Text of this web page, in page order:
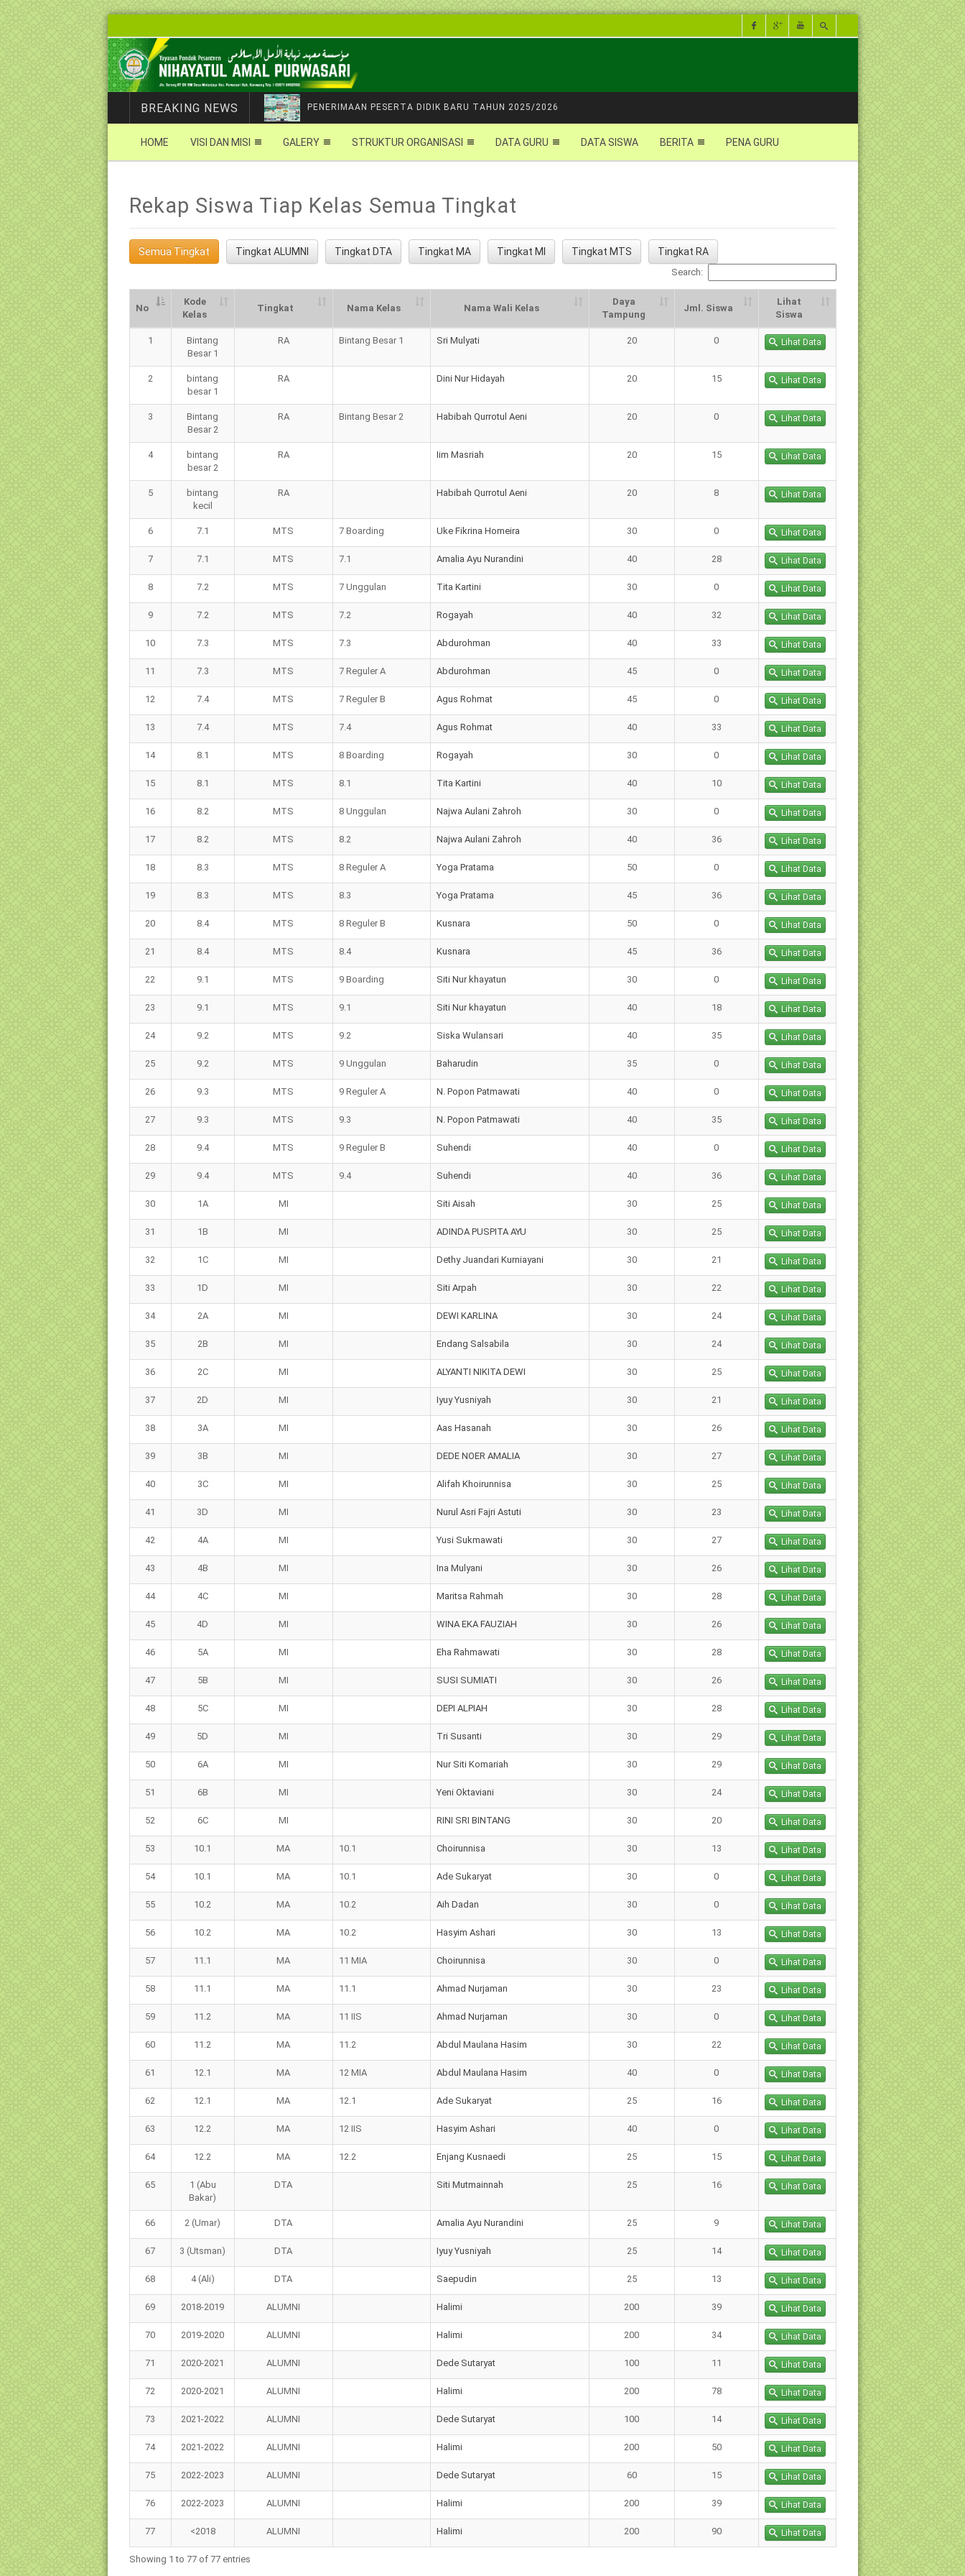
BREAKING NEWS PENERIMAAN PESERTA DIDIK BARU TAHUN 2025/2026
HOME VISI DAN MISI GALERY STRUKTUR ORGANISASI DATA GURU DATA SISWA BERITA PENA GURU
Rekap Siswa Tiap Kelas Semua Tingkat
Semua Tingkat Tingkat ALUMNI Tingkat DTA Tingkat MA Tingkat MI Tingkat MTS Tingkat RA
Search:
No
Kode
Kelas
Tingkat Nama Kelas Nama Wali Kelas
Daya
Tampung
Jml. Siswa
Lihat
Siswa
Kode
Kelas
Tingkat Nama Kelas Nama Wali Kelas
Daya
Jml. Siswa
Lihat
Siswa
1
Bintang
Besar 1
RA Bintang Besar 1 Sri Mulyati 20 0 Lihat Data
2
bintang
besar 1
RA Dini Nur Hidayah 20 15 Lihat Data
3
Bintang
Besar 2
RA Bintang Besar 2 Habibah Qurrotul Aeni 20 0 Lihat Data
4
bintang
besar 2
RA Iim Masriah 20 15 Lihat Data
5
bintang
kecil
RA Habibah Qurrotul Aeni 20 8 Lihat Data
6 7.1 MTS 7 Boarding Uke Fikrina Homeira 30 0 Lihat Data
7 7.1 MTS 7.1 Amalia Ayu Nurandini 40 28 Lihat Data
8 7.2 MTS 7 Unggulan Tita Kartini 30 0 Lihat Data
9 7.2 MTS 7.2 Rogayah 40 32 Lihat Data
10 7.3 MTS 7.3 Abdurohman 40 33 Lihat Data
11 7.3 MTS 7 Reguler A Abdurohman 45 0 Lihat Data
12 7.4 MTS 7 Reguler B Agus Rohmat 45 0 Lihat Data
13 7.4 MTS 7.4 Agus Rohmat 40 33 Lihat Data
14 8.1 MTS 8 Boarding Rogayah 30 0 Lihat Data
15 8.1 MTS 8.1 Tita Kartini 40 10 Lihat Data
16 8.2 MTS 8 Unggulan Najwa Aulani Zahroh 30 0 Lihat Data
17 8.2 MTS 8.2 Najwa Aulani Zahroh 40 36 Lihat Data
18 8.3 MTS 8 Reguler A Yoga Pratama 50 0 Lihat Data
19 8.3 MTS 8.3 Yoga Pratama 45 36 Lihat Data
20 8.4 MTS 8 Reguler B Kusnara 50 0 Lihat Data
21 8.4 MTS 8.4 Kusnara 45 36 Lihat Data
22 9.1 MTS 9 Boarding Siti Nur khayatun 30 0 Lihat Data
23 9.1 MTS 9.1 Siti Nur khayatun 40 18 Lihat Data
24 9.2 MTS 9.2 Siska Wulansari 40 35 Lihat Data
25 9.2 MTS 9 Unggulan Baharudin 35 0 Lihat Data
26 9.3 MTS 9 Reguler A N. Popon Patmawati 40 0 Lihat Data
27 9.3 MTS 9.3 N. Popon Patmawati 40 35 Lihat Data
28 9.4 MTS 9 Reguler B Suhendi 40 0 Lihat Data
29 9.4 MTS 9.4 Suhendi 40 36 Lihat Data
30 1A MI Siti Aisah 30 25 Lihat Data
31 1B MI ADINDA PUSPITA AYU 30 25 Lihat Data
32 1C MI Dethy Juandari Kurniayani 30 21 Lihat Data
33 1D MI Siti Arpah 30 22 Lihat Data
34 2A MI DEWI KARLINA 30 24 Lihat Data
35 2B MI Endang Salsabila 30 24 Lihat Data
36 2C MI ALYANTI NIKITA DEWI 30 25 Lihat Data
37 2D MI Iyuy Yusniyah 30 21 Lihat Data
38 3A MI Aas Hasanah 30 26 Lihat Data
39 3B MI DEDE NOER AMALIA 30 27 Lihat Data
40 3C MI Alifah Khoirunnisa 30 25 Lihat Data
41 3D MI Nurul Asri Fajri Astuti 30 23 Lihat Data
42 4A MI Yusi Sukmawati 30 27 Lihat Data
43 4B MI Ina Mulyani 30 26 Lihat Data
44 4C MI Maritsa Rahmah 30 28 Lihat Data
45 4D MI WINA EKA FAUZIAH 30 26 Lihat Data
46 5A MI Eha Rahmawati 30 28 Lihat Data
47 5B MI SUSI SUMIATI 30 26 Lihat Data
48 5C MI DEPI ALPIAH 30 28 Lihat Data
49 5D MI Tri Susanti 30 29 Lihat Data
50 6A MI Nur Siti Komariah 30 29 Lihat Data
51 6B MI Yeni Oktaviani 30 24 Lihat Data
52 6C MI RINI SRI BINTANG 30 20 Lihat Data
53 10.1 MA 10.1 Choirunnisa 30 13 Lihat Data
54 10.1 MA 10.1 Ade Sukaryat 30 0 Lihat Data
55 10.2 MA 10.2 Aih Dadan 30 0 Lihat Data
56 10.2 MA 10.2 Hasyim Ashari 30 13 Lihat Data
57 11.1 MA 11 MIA Choirunnisa 30 0 Lihat Data
58 11.1 MA 11.1 Ahmad Nurjaman 30 23 Lihat Data
59 11.2 MA 11 IIS Ahmad Nurjaman 30 0 Lihat Data
60 11.2 MA 11.2 Abdul Maulana Hasim 30 22 Lihat Data
61 12.1 MA 12 MIA Abdul Maulana Hasim 40 0 Lihat Data
62 12.1 MA 12.1 Ade Sukaryat 25 16 Lihat Data
63 12.2 MA 12 IIS Hasyim Ashari 40 0 Lihat Data
64 12.2 MA 12.2 Enjang Kusnaedi 25 15 Lihat Data
65
1 (Abu
Bakar)
DTA Siti Mutmainnah 25 16 Lihat Data
66 2 (Umar) DTA Amalia Ayu Nurandini 25 9 Lihat Data
67 3 (Utsman) DTA Iyuy Yusniyah 25 14 Lihat Data
68 4 (Ali) DTA Saepudin 25 13 Lihat Data
69 2018-2019 ALUMNI Halimi 200 39 Lihat Data
70 2019-2020 ALUMNI Halimi 200 34 Lihat Data
71 2020-2021 ALUMNI Dede Sutaryat 100 11 Lihat Data
72 2020-2021 ALUMNI Halimi 200 78 Lihat Data
73 2021-2022 ALUMNI Dede Sutaryat 100 14 Lihat Data
74 2021-2022 ALUMNI Halimi 200 50 Lihat Data
75 2022-2023 ALUMNI Dede Sutaryat 60 15 Lihat Data
76 2022-2023 ALUMNI Halimi 200 39 Lihat Data
77 <2018 ALUMNI Halimi 200 90 Lihat Data
Showing 1 to 77 of 77 entries